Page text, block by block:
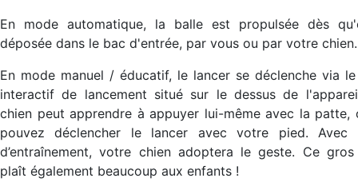
En mode automatique, la balle est propulsée dès
déposée dans le bac d'entrée, par vous ou par votre chien.
En mode manuel / éducatif, le lancer se déclenche via
interactif de lancement situé sur le dessus de
chien peut apprendre à appuyer lui-même avec la patte,
pouvez déclencher le lancer avec votre pied. Avec
d’entraînement, votre chien adoptera le geste. Ce
plaît également beaucoup aux enfants !